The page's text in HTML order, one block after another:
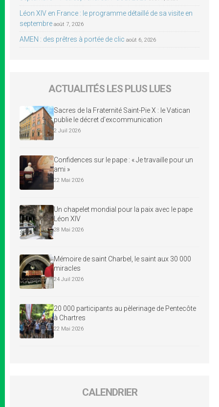
Léon XIV en France : le programme détaillé de sa visite en
septembre août 7, 2026
AMEN : des prêtres à portée de clic août 6, 2026
ACTUALITÉS LES PLUS LUES
Sacres de la Fraternité Saint-Pie X : le Vatican
publie le décret d’excommunication
2 Juil 2026
Confidences sur le pape : « Je travaille pour un
ami »
22 Mai 2026
Un chapelet mondial pour la paix avec le pape
Léon XIV
28 Mai 2026
Mémoire de saint Charbel, le saint aux 30 000
miracles
24 Juil 2026
20 000 participants au pèlerinage de Pentecôte
à Chartres
22 Mai 2026
CALENDRIER